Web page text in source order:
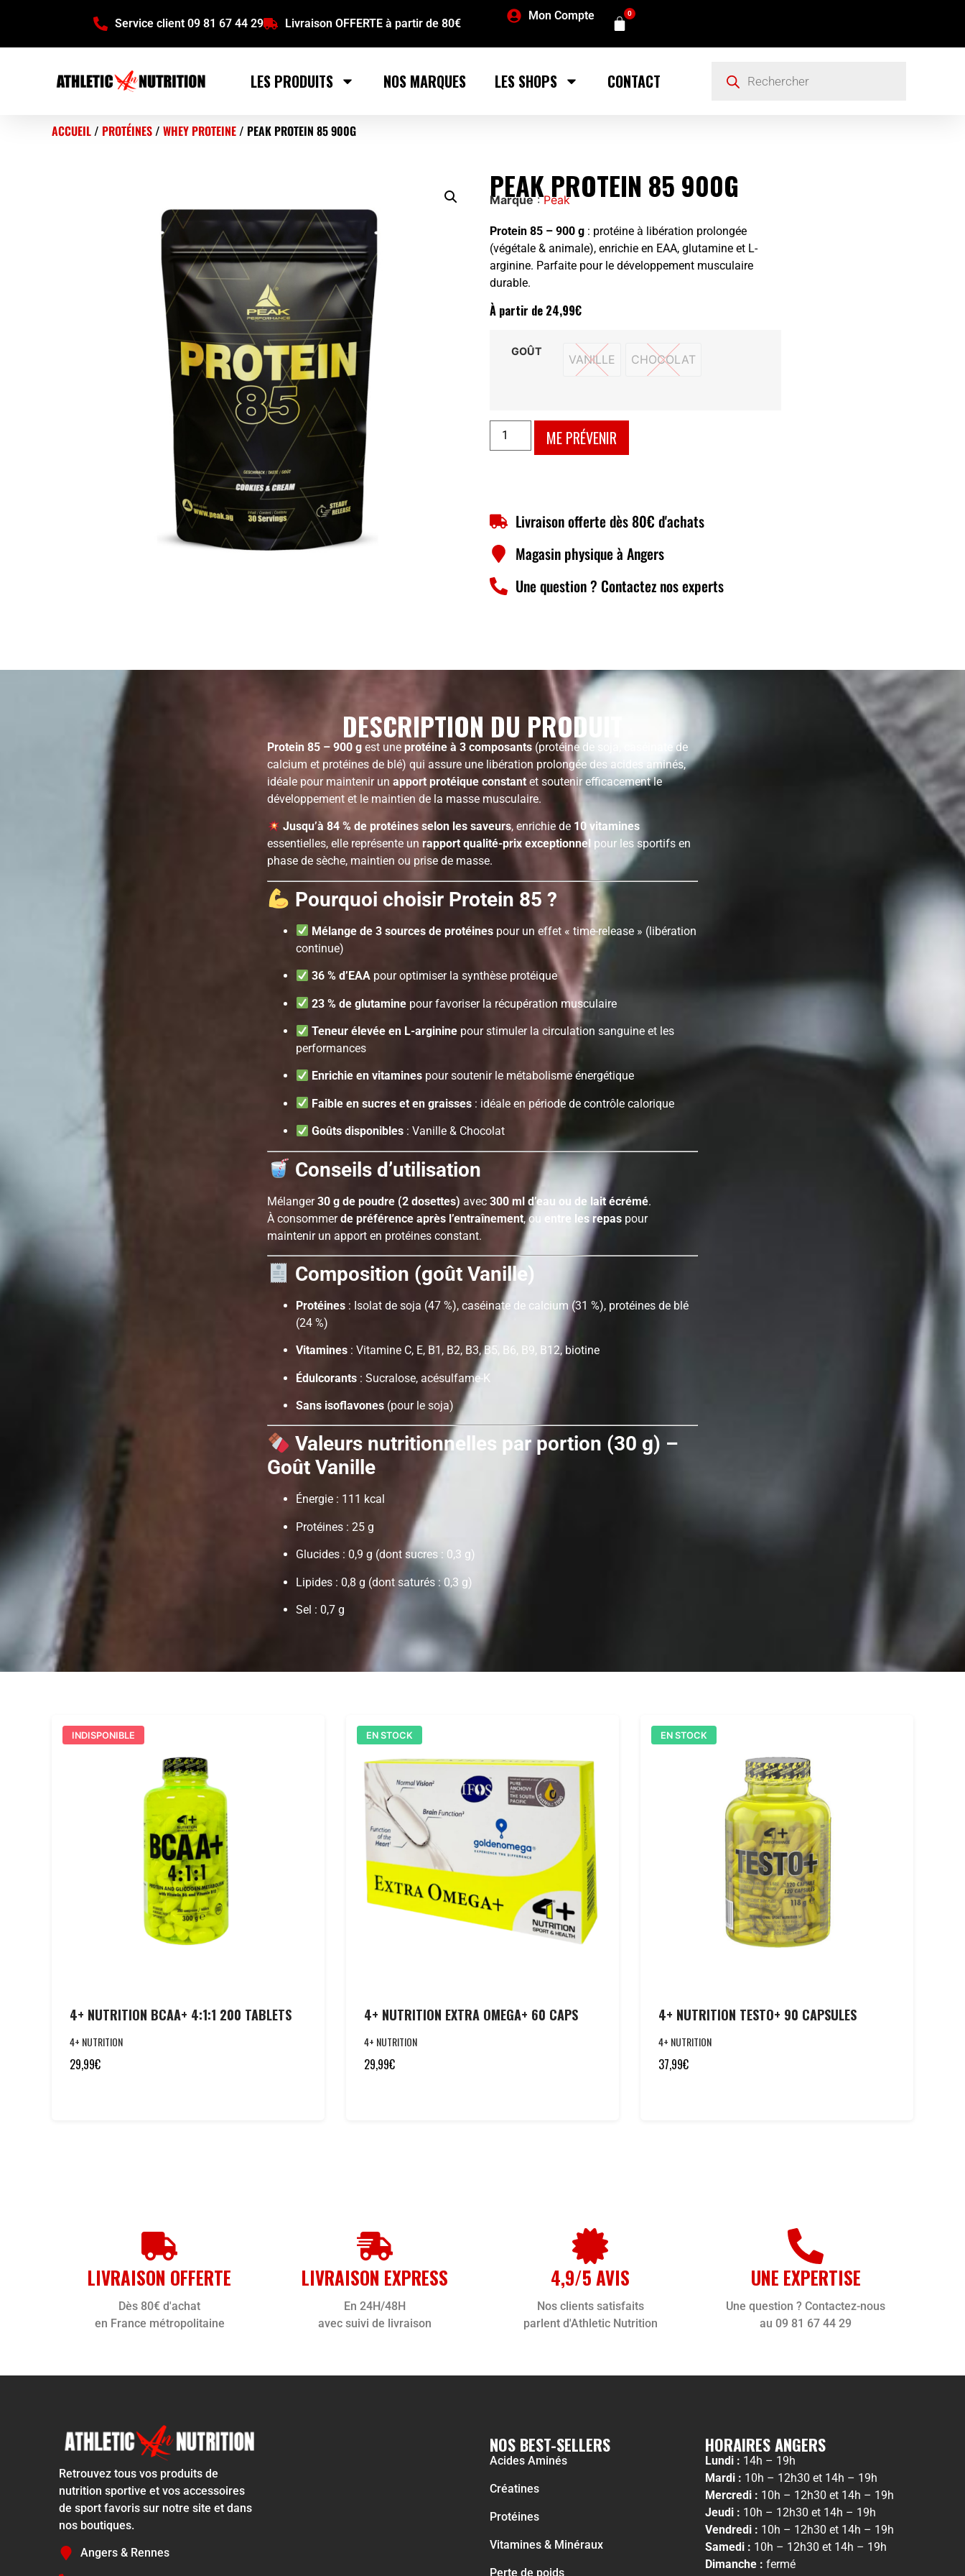
Service client 09 81 67 44 29 Livraison OFFERTE à partir de 80€
Mon Compte 0
LES PRODUITS NOS MARQUES LES SHOPS CONTACT
ACCUEIL/ PROTÉINES/ WHEY PROTEINE/ PEAK PROTEIN 85 900G
PEAK PROTEIN 85 900G
Marque:Peak
Protein 85 – 900 g : protéine à libération prolongée
(végétale & animale), enrichie en EAA, glutamine et L-
arginine. Parfaite pour le développement musculaire
durable.
À partir de 24,99€
GOÛT
VANILLE
VANILLE
CHOCOLAT
CHOCOLAT
ME PRÉVENIR
Livraison offerte dès 80€ d'achats
Magasin physique à Angers
Une question ? Contactez nos experts
DESCRIPTION DU PRODUIT
Protein 85 – 900 g est une protéine à 3 composants (protéine de soja, caséinate de
calcium et protéines de blé) qui assure une libération prolongée des acides aminés,
idéale pour maintenir un apport protéique constant et soutenir efficacement le
développement et le maintien de la masse musculaire.
Jusqu’à 84 % de protéines selon les saveurs, enrichie de 10 vitamines
essentielles, elle représente un rapport qualité-prix exceptionnel pour les sportifs en
phase de sèche, maintien ou prise de masse.
Pourquoi choisir Protein 85 ?
Mélange de 3 sources de protéines pour un effet « time-release » (libération
continue)
36 % d’EAA pour optimiser la synthèse protéique
23 % de glutamine pour favoriser la récupération musculaire
Teneur élevée en L-arginine pour stimuler la circulation sanguine et les
performances
Enrichie en vitamines pour soutenir le métabolisme énergétique
Faible en sucres et en graisses : idéale en période de contrôle calorique
Goûts disponibles : Vanille & Chocolat
Conseils d’utilisation
Mélanger30 g de poudre (2 dosettes) avec 300 ml d’eau ou de lait écrémé.
À consommerde préférence après l’entraînement, ou entre les repas pour
maintenir un apport en protéines constant.
Composition (goût Vanille)
Protéines : Isolat de soja (47 %), caséinate de calcium (31 %), protéines de blé
(24 %)
Vitamines : Vitamine C, E, B1, B2, B3, B5, B6, B9, B12, biotine
Édulcorants : Sucralose, acésulfame-K
Sans isoflavones (pour le soja)
Valeurs nutritionnelles par portion (30 g) –
Goût Vanille
Énergie : 111 kcal
Protéines : 25 g
Glucides : 0,9 g (dont sucres : 0,3 g)
Lipides : 0,8 g (dont saturés : 0,3 g)
Sel : 0,7 g
INDISPONIBLE
4+ NUTRITION BCAA+ 4:1:1 200 TABLETS
4+ NUTRITION
29,99€
EN STOCK
4+ NUTRITION EXTRA OMEGA+ 60 CAPS
4+ NUTRITION
29,99€
EN STOCK
4+ NUTRITION TESTO+ 90 CAPSULES
4+ NUTRITION
37,99€
LIVRAISON OFFERTE
Dès 80€ d'achat
en France métropolitaine
LIVRAISON EXPRESS
En 24H/48H
avec suivi de livraison
4,9/5 AVIS
Nos clients satisfaits
parlent d'Athletic Nutrition
UNE EXPERTISE
Une question ? Contactez-nous
au 09 81 67 44 29
Retrouvez tous vos produits de
nutrition sportive et vos accessoires
de sport favoris sur notre site et dans
nos boutiques.
Angers & Rennes
NOS BEST-SELLERS
Acides Aminés
Créatines
Protéines
Vitamines & Minéraux
Perte de poids
HORAIRES ANGERS
Lundi : 14h – 19h
Mardi : 10h – 12h30 et 14h – 19h
Mercredi : 10h – 12h30 et 14h – 19h
Jeudi : 10h – 12h30 et 14h – 19h
Vendredi : 10h – 12h30 et 14h – 19h
Samedi : 10h – 12h30 et 14h – 19h
Dimanche : fermé